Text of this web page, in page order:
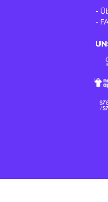
-
-